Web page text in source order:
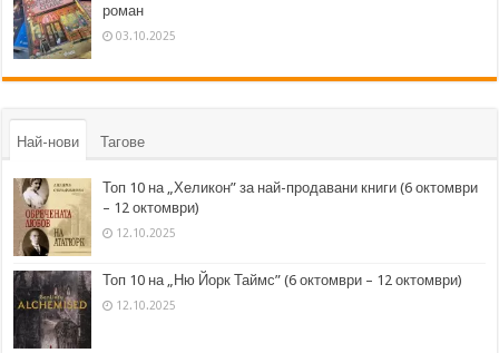
роман
03.10.2025
Най-нови Тагове
Топ 10 на „Хеликон” за най-продавани книги (6 октомври
– 12 октомври)
12.10.2025
Топ 10 на „Ню Йорк Таймс” (6 октомври – 12 октомври)
12.10.2025